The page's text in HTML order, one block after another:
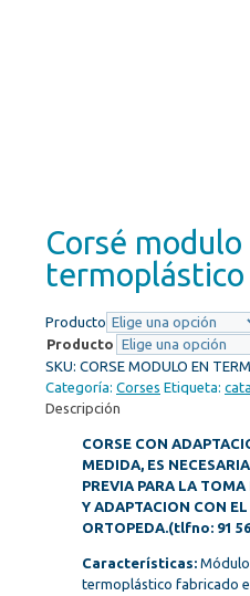
Corsé modulo
termoplástico
Producto
Producto
SKU: CORSE MODULO EN
Categoría: Corses Etiqueta:
Descripción
CORSE CON
MEDIDA, ES
PREVIA PARA LA TOMA
Y ADAPTACION CON
ORTOPEDA.(tlfno: 91
Características: Módulo
termoplástico fabricado